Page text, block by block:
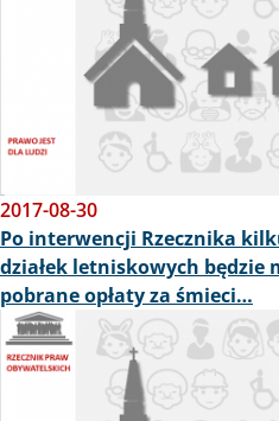
2017-08-30
Po interwencji Rzecznika
działek letniskowych będzie
pobrane opłaty za śmieci…
Obraz